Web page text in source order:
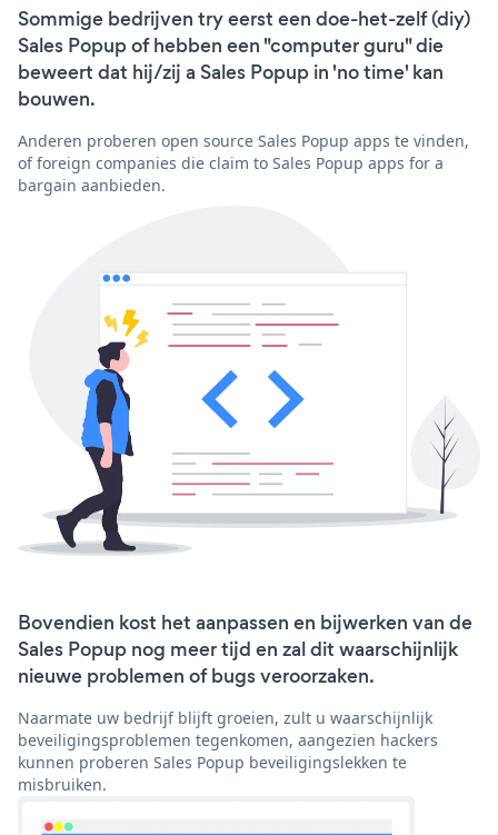
Sommige bedrijven try eerst een doe-het-zelf (diy)
Sales Popup of hebben een "computer guru" die
beweert dat hij/zij a Sales Popup in 'no time' kan
bouwen.
Anderen proberen open source Sales Popup apps te vinden,
of foreign companies die claim to Sales Popup apps for a
bargain aanbieden.
Bovendien kost het aanpassen en bijwerken van de
Sales Popup nog meer tijd en zal dit waarschijnlijk
nieuwe problemen of bugs veroorzaken.
Naarmate uw bedrijf blijft groeien, zult u waarschijnlijk
beveiligingsproblemen tegenkomen, aangezien hackers
kunnen proberen Sales Popup beveiligingslekken te
misbruiken.